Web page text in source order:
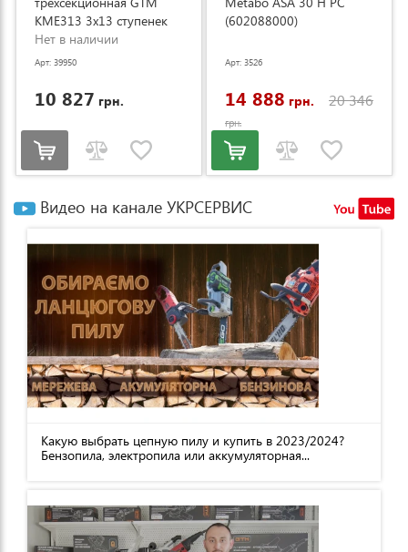
KME313 3x13 ступенек
3.53-8.93м (KME313)
Нет в наличии
Арт: 39950
10 827 грн.
(602088000)
Арт: 3526
14 888 грн. 20 346
грн.
Видео на канале УКРСЕРВИС
Какую выбрать цепную пилу и купить в 2023/2024?
Бензопила, электропила или аккумуляторная...